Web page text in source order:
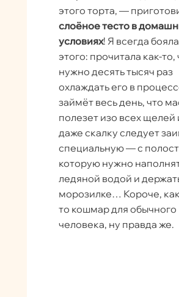
этого торта, —
слоёное тесто в
условиях! Я всегда
этого: прочитала как-то,
нужно десять тысяч раз
охлаждать его в
займёт весь день, что
полезет изо всех щелей
даже скалку следует
специальную — с
которую нужно
ледяной водой и
морозилке… Короче,
то кошмар для обычного
человека, ну правда же.